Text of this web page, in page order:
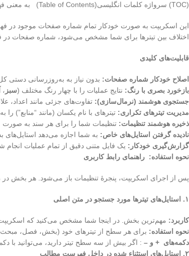
(TOC) سرواژه کلمات انگلیسی(Table of Contents) به معنی فهرست مطالب است.
این اسکریپت به صورت خودکار تمام شماره صفحات موجود در
اختلاف بین تیترها برای شما مشخص می‌شود، شماره صفحات
قابلیت‌های کلیدی
اصلاح خودکار شماره صفحات: بدون نیاز به به‌روزرسانی دستی
بازخورد بصری با رنگ: نتایج عملیات را با چهار رنگ مختلف (سبز ،
جستجوی هوشمند (نرمال‌سازی): تفاوت‌های جزئی مانند اعداد،
مدیریت تیترهای تکراری: تیترهای با نام یکسان (مانند “منابع”)
ذخیره هوشمند تنظیمات: تنظیمات شما را برای هر سند به صورت
نادیده گرفتن استایل‌های خاص: به شما اجازه می‌دهد استایل‌های
گزارش‌گیری خودکار: یک فایل متنی دقیق از تمام عملیات انجام
نحوه استفاده: راهنمای رابط کاربری
پس از اجرای اسکریپت، پنجرهٔ تنظیمات باز می‌شود. هر بخش
۱. استایل‌های تیترها مورد جستجو در متن اصلی
کاربرد: مهم‌ترین بخش. در اینجا شما مشخص می‌کنید که اسکریپت
نحوه استفاده: برای هر سطح از تیترهای خود (بخش، فصل، مبحث
دکمه‌های + و – : اگر بیش از سه سطح تیتر دارید، می‌توانید با
۲. استایل‌های استثناء شده در داخل فهرست مطالب